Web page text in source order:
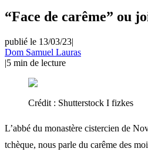
“Face de carême” ou
publié le 13/03/23|
Dom Samuel Lauras
|5 min de lecture
Crédit : Shutterstock I fizkes
L’abbé du monastère cistercien de
tchèque, nous parle du carême des